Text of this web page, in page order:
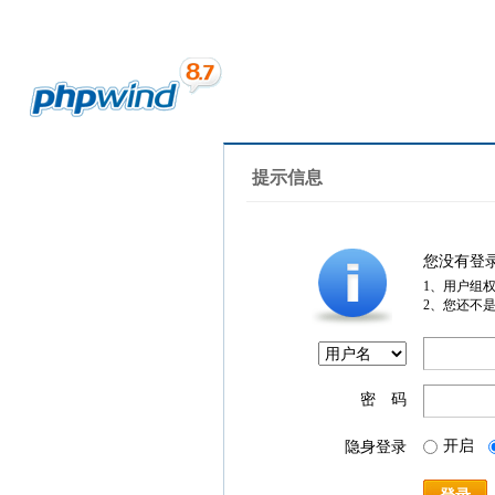
提示信息
您没有登
1、用户组
2、您还不
密 码
隐身登录 开启